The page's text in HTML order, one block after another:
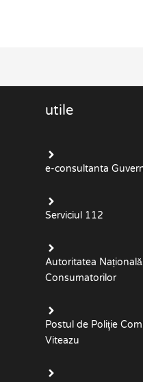
utile
e-consultanta
Serviciul 112
Autoritatea
Consumatorilor
Postul de Poliţie
Viteazu